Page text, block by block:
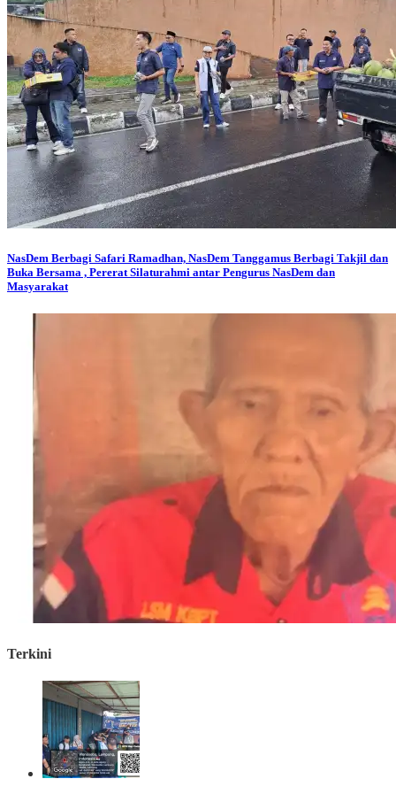
NasDem Berbagi Safari Ramadhan, NasDem Tanggamus Berbagi Takjil dan
Buka Bersama , Pererat Silaturahmi antar Pengurus NasDem dan
Masyarakat
Terkini